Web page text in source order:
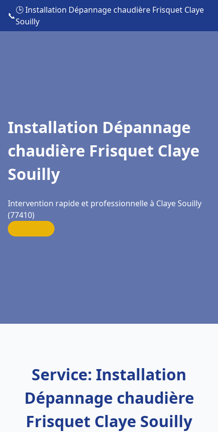
📞
🕒 Installation Dépannage chaudière Frisquet Claye
Souilly
Installation Dépannage
chaudière Frisquet Claye
Souilly
Intervention rapide et professionnelle à Claye Souilly
(77410)
Service: Installation
Dépannage chaudière
Frisquet Claye Souilly